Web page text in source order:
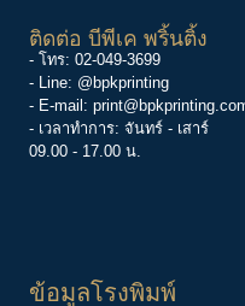
ติดต่อ บีพีเค พริ้นติ้ง
- โทร: 02-049-3699
- Line: @bpkprinting
- E-mail:
- เวลาทำการ: จันทร์ - เสาร์
09.00 - 17.00 น.
ข้อมูลโรงพิมพ์